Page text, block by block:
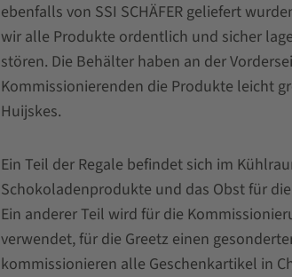
ebenfalls von SSI SCHÄFER geliefert
wir alle Produkte ordentlich und sicher
stören. Die Behälter haben an der
Kommissionierenden die Produkte leicht
Huijskes.
Ein Teil der Regale befindet sich im
Schokoladenprodukte und das Obst für
Ein anderer Teil wird für die
verwendet, für die Greetz einen
kommissionieren alle Geschenkartikel in